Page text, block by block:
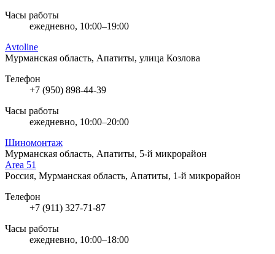
Часы работы
ежедневно, 10:00–19:00
Avtoline
Мурманская область, Апатиты, улица Козлова
Телефон
+7 (950) 898-44-39
Часы работы
ежедневно, 10:00–20:00
Шиномонтаж
Мурманская область, Апатиты, 5-й микрорайон
Area 51
Россия, Мурманская область, Апатиты, 1-й микрорайон
Телефон
+7 (911) 327-71-87
Часы работы
ежедневно, 10:00–18:00